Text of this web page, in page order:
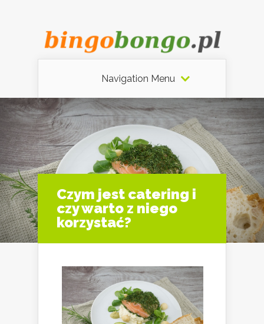
Navigation Menu
Czym jest catering i
czy warto z niego
korzystać?